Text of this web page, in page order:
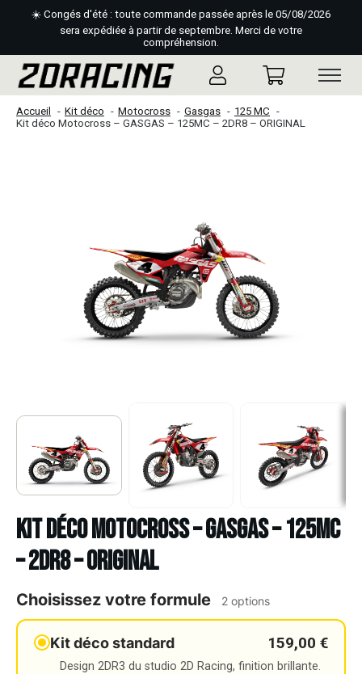
☀️ Congés d'été : toute commande passée après le 05/08/2026
sera expédiée à partir de septembre. Merci de votre
compréhension.
Accueil Kit déco Motocross Gasgas
125 MC
Kit déco Motocross – GASGAS – 125MC – 2DR8 – ORIGINAL
Kit déco Motocross – GASGAS – 125MC
– 2DR8 – ORIGINAL
Choisissez votre formule 2 options
Kit déco standard 159,00 €
Design 2DR3 du studio 2D Racing, finition brillante.